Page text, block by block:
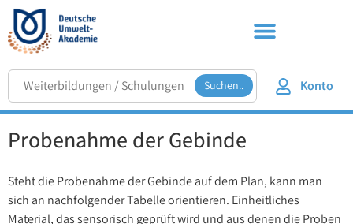
Suchen.. Konto
Probenahme der Gebinde
Steht die Probenahme der Gebinde auf dem Plan, kann man
sich an nachfolgender Tabelle orientieren. Einheitliches
Material, das sensorisch geprüft wird und aus denen die Proben